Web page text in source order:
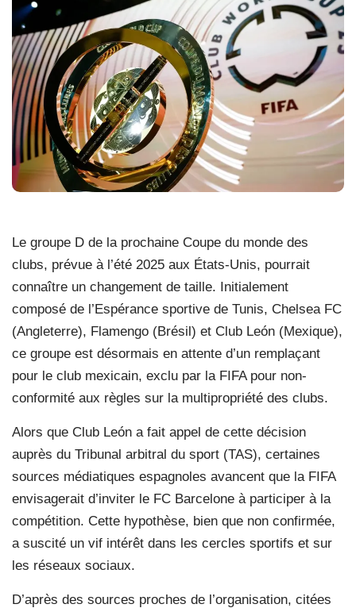
Le groupe D de la prochaine Coupe du monde des
clubs, prévue à l’été 2025 aux États-Unis, pourrait
connaître un changement de taille. Initialement
composé de l’Espérance sportive de Tunis, Chelsea FC
(Angleterre), Flamengo (Brésil) et Club León (Mexique),
ce groupe est désormais en attente d’un remplaçant
pour le club mexicain, exclu par la FIFA pour non-
conformité aux règles sur la multipropriété des clubs.
Alors que Club León a fait appel de cette décision
auprès du Tribunal arbitral du sport (TAS), certaines
sources médiatiques espagnoles avancent que la FIFA
envisagerait d’inviter le FC Barcelone à participer à la
compétition. Cette hypothèse, bien que non confirmée,
a suscité un vif intérêt dans les cercles sportifs et sur
les réseaux sociaux.
D’après des sources proches de l’organisation, citées